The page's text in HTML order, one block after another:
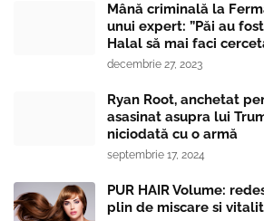
Mână criminală la
unui expert: ”Păi au
Halal să mai faci
decembrie 27, 2023
Ryan Root, anchetat
asasinat asupra lui
niciodată cu o armă
septembrie 17, 2024
PUR HAIR Volume:
plin de miscare si